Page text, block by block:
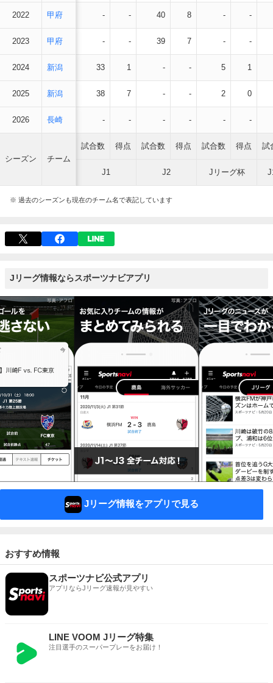
2022 甲府 - - 40 8 - -
2023 甲府 - - 39 7 - -
2024 新潟 33 1 - - 5 1
2025 新潟 38 7 - - 2 0
2026 長崎 - - - - - -
シーズン チーム
試合数 得点 試合数 得点 試合数 得点 試
J1 J2 Jリーグ杯
※ 過去のシーズンも現在のチーム名で表記しています
Jリーグ情報ならスポーツナビアプリ
Jリーグ情報をアプリで見る
おすすめ情報
スポーツナビ公式アプリ
アプリならJリーグ速報が見やすい
LINE VOOM Jリーグ特集
注目選手のスーパープレーをお届け！